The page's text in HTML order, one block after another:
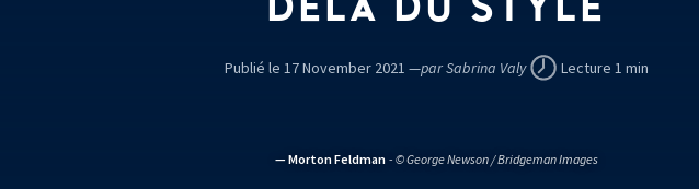
DELÀ DU STYLE
Publié le 17 November 2021 —par Sabrina Valy Lecture 1 min
— Morton Feldman - © George Newson / Bridgeman Images